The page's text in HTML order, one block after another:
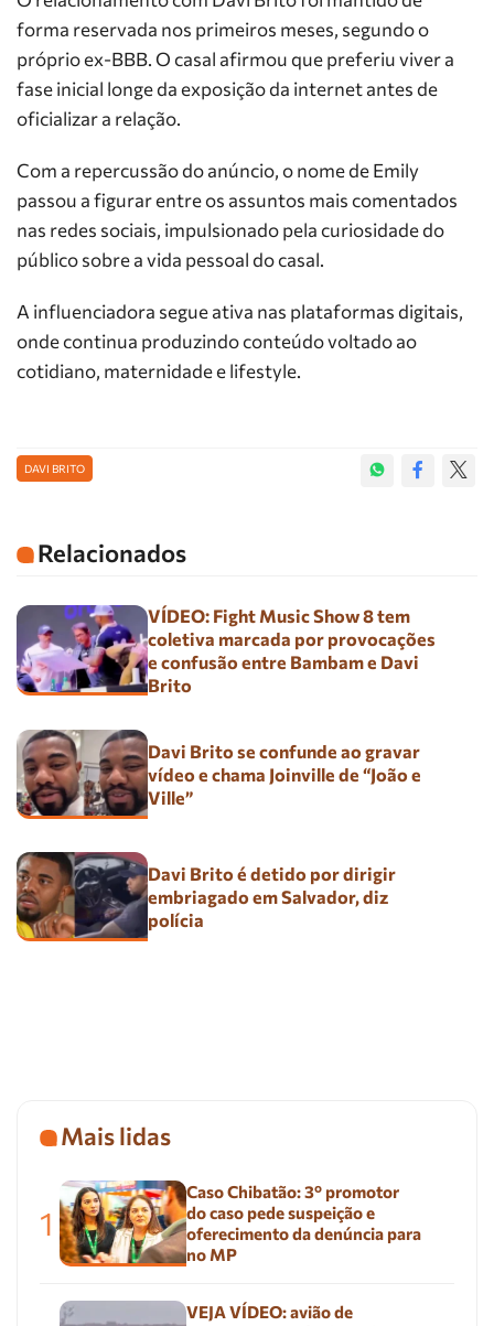
forma reservada nos primeiros meses, segundo o
próprio ex-BBB. O casal afirmou que preferiu viver a
fase inicial longe da exposição da internet antes de
oficializar a relação.
Com a repercussão do anúncio, o nome de Emily
passou a figurar entre os assuntos mais comentados
nas redes sociais, impulsionado pela curiosidade do
público sobre a vida pessoal do casal.
A influenciadora segue ativa nas plataformas digitais,
onde continua produzindo conteúdo voltado ao
cotidiano, maternidade e lifestyle.
DAVI BRITO
Relacionados
VÍDEO: Fight Music Show 8 tem
coletiva marcada por provocações
e confusão entre Bambam e Davi
Brito
Davi Brito se confunde ao gravar
vídeo e chama Joinville de “João e
Ville”
Davi Brito é detido por dirigir
embriagado em Salvador, diz
polícia
Mais lidas
1
Caso Chibatão: 3º promotor
do caso pede suspeição e
oferecimento da denúncia para
no MP
VEJA VÍDEO: avião de